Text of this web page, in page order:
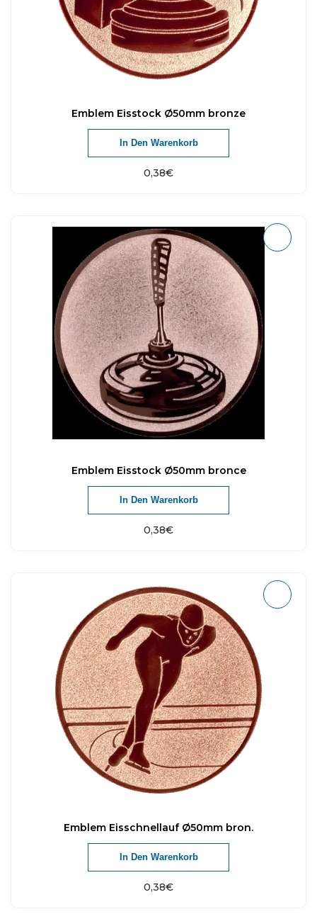
Emblem Eisstock Ø50mm bronze
0,38€
In Den Warenkorb
Emblem Eisstock Ø50mm bronce
0,38€
In Den Warenkorb
Emblem Eisschnellauf Ø50mm bron.
0,38€
In Den Warenkorb